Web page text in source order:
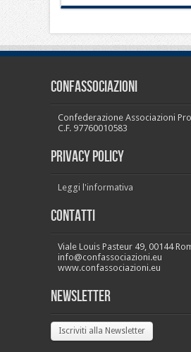
CONFASSOCIAZIONI
Confederazione Associazioni
C.F. 97760010583
PRIVACY POLICY
Leggi l'informativa
Contatti
Viale Louis Pasteur 49, 00144
info@confassociazioni.eu
www.confassociazioni.eu
Newsletter
Iscriviti alla Newsletter